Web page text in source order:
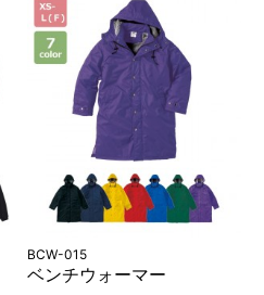
BCW-015
ベンチウォーマー